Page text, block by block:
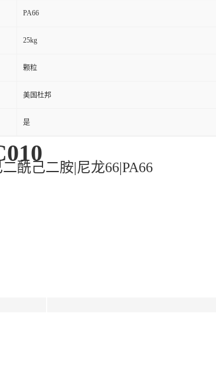
PA66
25kg
颗粒
美国杜邦
是
酰己二胺|尼龙66|PA66